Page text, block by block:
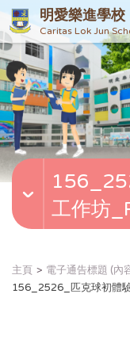
明愛樂進學校
Caritas Lok Jun
工作坊
主頁
電子通告標題 (內
156_2526_匹克球初體